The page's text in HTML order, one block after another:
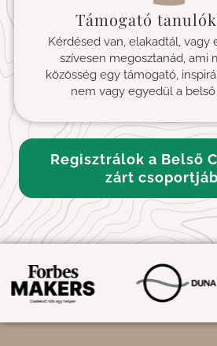
Támogató
Kérdésed van, elakadtál, vagy
szívesen megosztanád, ami
közösség egy támogató,
nem vagy egyedül a
Regisztrálok a Belső
zárt